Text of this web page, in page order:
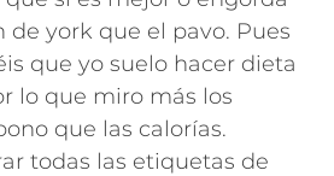
de york que el pavo. Pues
que yo suelo hacer dieta
lo que miro más los
que las calorías.
todas las etiquetas de